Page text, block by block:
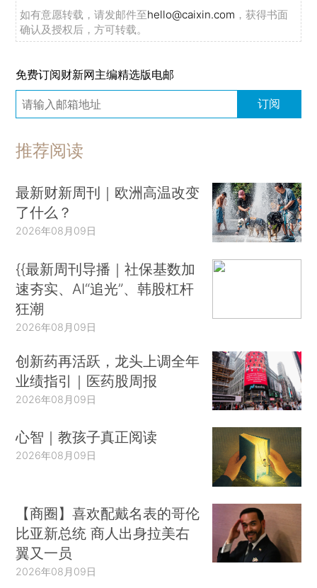
如有意愿转载，请发邮件至hello@caixin.com ，获得书面
确认及授权后，方可转载。
免费订阅财新网主编精选版电邮
订阅
推荐阅读
最新财新周刊｜欧洲高温改变
了什么？
2026年08月09日
{{最新周刊导播｜社保基数加
速夯实、AI“追光”、韩股杠杆
狂潮
2026年08月09日
创新药再活跃，龙头上调全年
业绩指引｜医药股周报
2026年08月09日
心智｜教孩子真正阅读
2026年08月09日
【商圈】喜欢配戴名表的哥伦
比亚新总统 商人出身拉美右
翼又一员
2026年08月09日